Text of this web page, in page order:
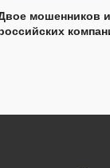
мошенников